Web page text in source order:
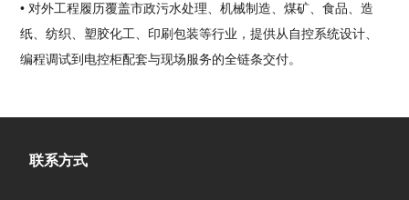
• 对外工程履历覆盖市政污水处理、机械制造、煤矿、食品、造
纸、纺织、塑胶化工、印刷包装等行业，提供从自控系统设计、
编程调试到电控柜配套与现场服务的全链条交付。
联系方式